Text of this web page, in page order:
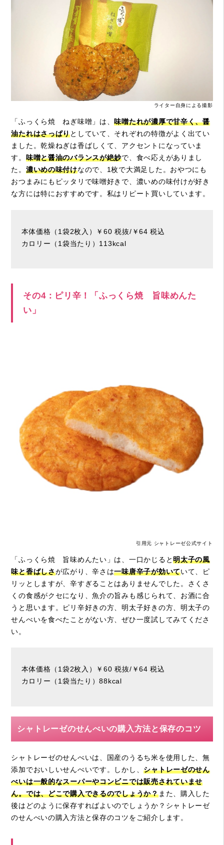
ライター自身による撮影
「ふっくら焼 ねぎ味噌」は、味噌たれが濃厚で甘辛く、醤
油たれはさっぱりとしていて、それぞれの特徴がよく出てい
ました。乾燥ねぎは香ばしくて、アクセントになっていま
す。 味噌と醤油のバランスが絶妙で、食べ応えがありまし
た。 濃いめの味付けなので、1枚で大満足した。おやつにも
おつまみにもピッタリで味噌好きで、濃いめの味付けが好き
な方には特におすすめです。私はリピート買いしています。
本体価格（1袋2枚入）￥60 税抜/￥64 税込
カロリー（1袋当たり）113kcal
その4：ピリ辛！「ふっくら焼 旨味めんた
い」
引用元 シャトレーゼ公式サイト
「ふっくら焼 旨味めんたい」は、一口かじると明太子の風
味と香ばしさが広がり、辛さは一味唐辛子が効いていて、ピ
リッとしますが、辛すぎることはありませんでした。さくさ
くの食感がクセになり、魚介の旨みも感じられて、お酒に合
うと思います。ピリ辛好きの方、明太子好きの方、明太子の
せんべいを食べたことがない方、ぜひ一度試してみてくださ
い。
本体価格（1袋2枚入）￥60 税抜/￥64 税込
カロリー（1袋当たり）88kcal
シャトレーゼのせんべいの購入方法と保存のコツ
シャトレーゼのせんべいは、国産のうるち米を使用した、無
添加でおいしいせんべいです。しかし、シャトレーゼのせん
べいは一般的なスーパーやコンビニでは販売されていませ
ん。では、どこで購入できるのでしょうか？また、購入した
後はどのように保存すればよいのでしょうか？シャトレーゼ
のせんべいの購入方法と保存のコツをご紹介します。